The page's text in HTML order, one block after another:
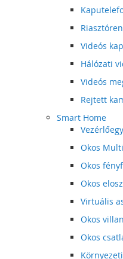
Videós
Hálózati
Videós
Rejtett
Smart Home
Okos
Okos
Okos
Virtuális
Okos
Okos